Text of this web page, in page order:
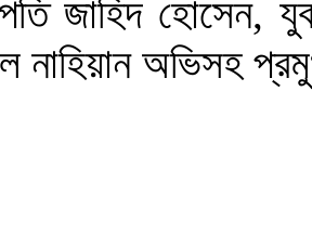
জাহিদ হোসেন,
নাহিয়ান অভিসহ